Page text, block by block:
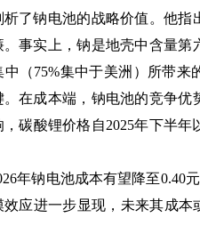
钠电池的战略价值。他指
事实上，钠是地壳中含量
（75%集中于美洲）所带
在成本端，钠电池的竞争
碳酸锂价格自2025年下半
钠电池成本有望降至0.40元
应进一步显现，未来其成